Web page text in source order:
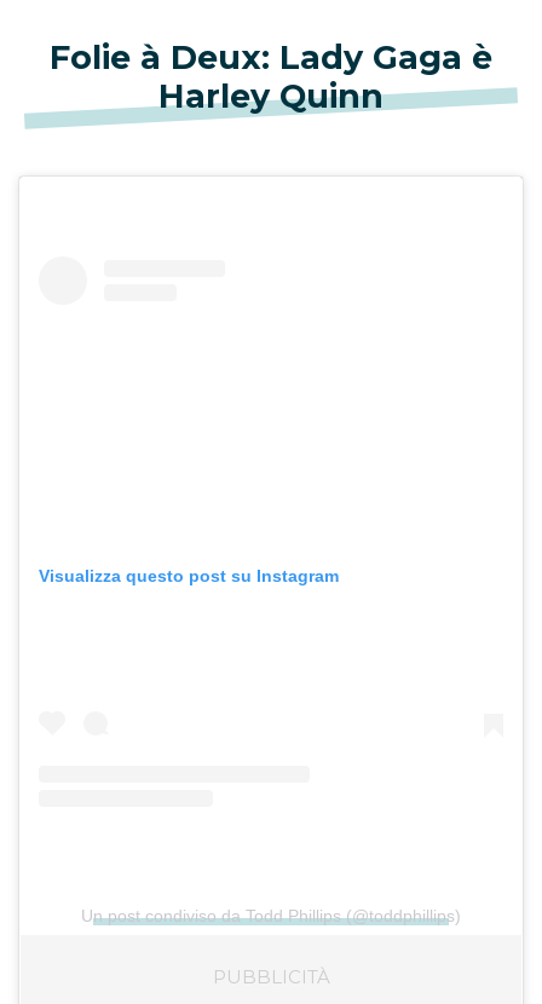
Folie à Deux: Lady Gaga è
Harley Quinn
Visualizza questo post su Instagram
Un post condiviso da Todd Phillips (@toddphillips)